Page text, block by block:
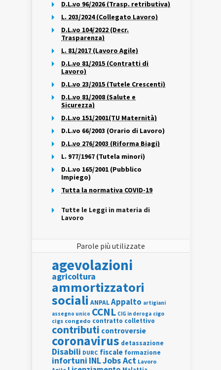
D.L.vo 96/2026 (Trasp. retributiva)
L. 203/2024 (Collegato Lavoro)
D.L.vo 104/2022 (Decr.
Trasparenza)
L. 81/2017 (Lavoro Agile)
D.L.vo 81/2015 (Contratti di
Lavoro)
D.L.vo 23/2015 (Tutele Crescenti)
D.L.vo 81/2008 (Salute e
Sicurezza)
D.L.vo 151/2001(TU Maternità)
D.L.vo 66/2003 (Orario di Lavoro)
D.L.vo 276/2003 (Riforma Biagi)
L. 977/1967 (Tutela minori)
D.L.vo 165/2001 (Pubblico
Impiego)
Tutta la normativa COVID-19
Tutte le Leggi in materia di
Lavoro
Parole più utilizzate
agevolazioni
agricoltura
ammortizzatori
sociali ANPALAppalto artigiani
assegno unico CCNL CIG in deroga cigo
cigs congedo contratto collettivo
contributi controversie
coronavirus detassazione
Disabili DURC fiscale formazione
infortuni INLJobs Act Lavoro